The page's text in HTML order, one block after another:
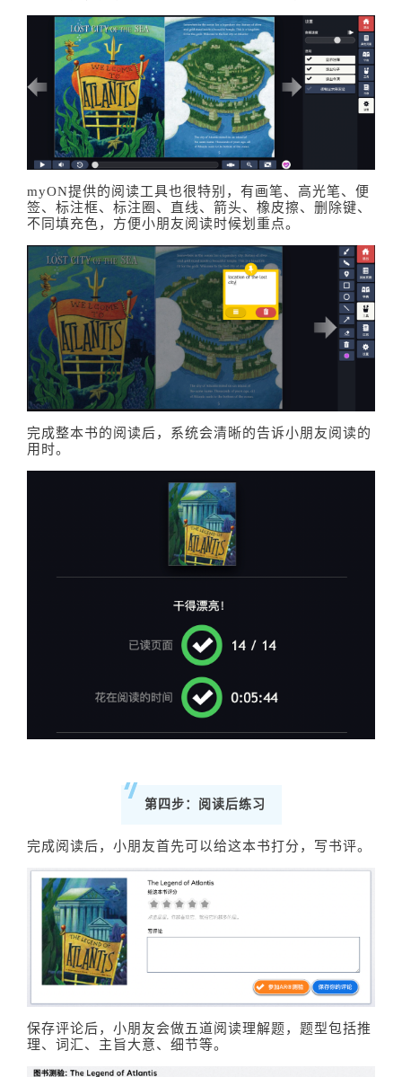
myON提供的阅读工具也很特别，有画笔、高光笔、便
签、标注框、标注圈、直线、箭头、橡皮擦、删除键、
不同填充色，方便小朋友阅读时候划重点。
完成整本书的阅读后，系统会清晰的告诉小朋友阅读的
用时。
第四步：阅读后练习
完成阅读后，小朋友首先可以给这本书打分，写书评。
保存评论后，小朋友会做五道阅读理解题，题型包括推
理、词汇、主旨大意、细节等。